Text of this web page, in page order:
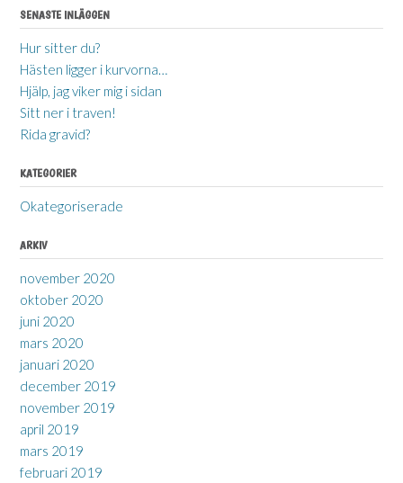
SENASTE INLÄGGEN
Hur sitter du?
Hästen ligger i kurvorna…
Hjälp, jag viker mig i sidan
Sitt ner i traven!
Rida gravid?
KATEGORIER
Okategoriserade
ARKIV
november 2020
oktober 2020
juni 2020
mars 2020
januari 2020
december 2019
november 2019
april 2019
mars 2019
februari 2019